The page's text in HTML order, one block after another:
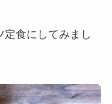
定食にしてみまし